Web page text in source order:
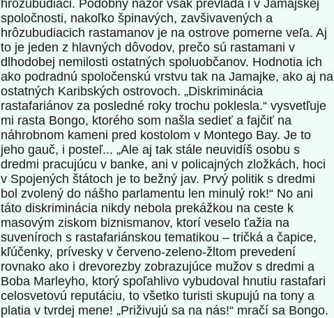
hrôzubudiaci. Podobný názor však prevláda i v Jamajskej
spoločnosti, nakoľko špinavých, zavšivavených a
hrôzubudiacich rastamanov je na ostrove pomerne veľa. Aj
to je jeden z hlavných dôvodov, prečo sú rastamani v
dlhodobej nemilosti ostatných spoluobčanov. Hodnotia ich
ako podradnú spoločenskú vrstvu tak na Jamajke, ako aj na
ostatných Karibských ostrovoch. „Diskriminácia
rastafariánov za posledné roky trochu poklesla.“ vysvetľuje
mi rasta Bongo, ktorého som našla sedieť a fajčiť na
náhrobnom kameni pred kostolom v Montego Bay. Je to
jeho gauč, i posteľ... „Ale aj tak stále neuvidíš osobu s
dredmi pracujúcu v banke, ani v policajných zložkách, hoci
v Spojených štátoch je to bežný jav. Prvý politik s dredmi
bol zvolený do nášho parlamentu len minulý rok!“ No ani
táto diskriminácia nikdy nebola prekážkou na ceste k
masovým ziskom biznismanov, ktorí veselo ťažia na
suveníroch s rastafariánskou tematikou – tričká a čapice,
kľúčenky, prívesky v červeno-zeleno-žltom prevedení
rovnako ako i drevorezby zobrazujúce mužov s dredmi a
Boba Marleyho, ktorý spoľahlivo vybudoval hnutiu rastafari
celosvetovú reputáciu, to všetko turisti skupujú na tony a
platia v tvrdej mene! „Priživujú sa na nás!“ mračí sa Bongo.